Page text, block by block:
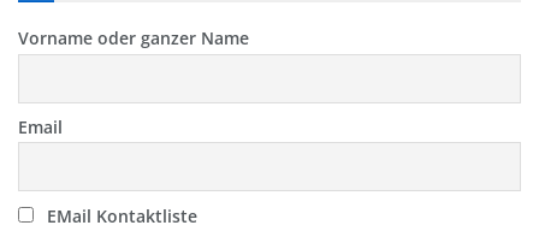
Vorname oder ganzer Name
Email
EMail Kontaktliste